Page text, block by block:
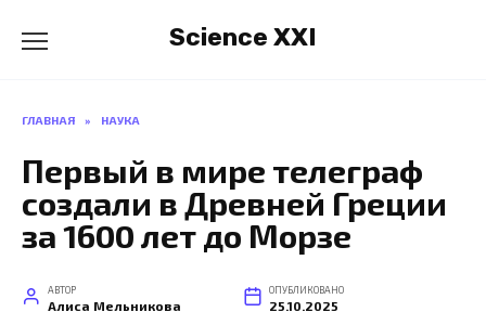
содержанию
Science XXI
ГЛАВНАЯ » НАУКА
Первый в мире телеграф
создали в Древней Греции
за 1600 лет до Морзе
АВТОР
Алиса Мельникова
ОПУБЛИКОВАНО
25.10.2025